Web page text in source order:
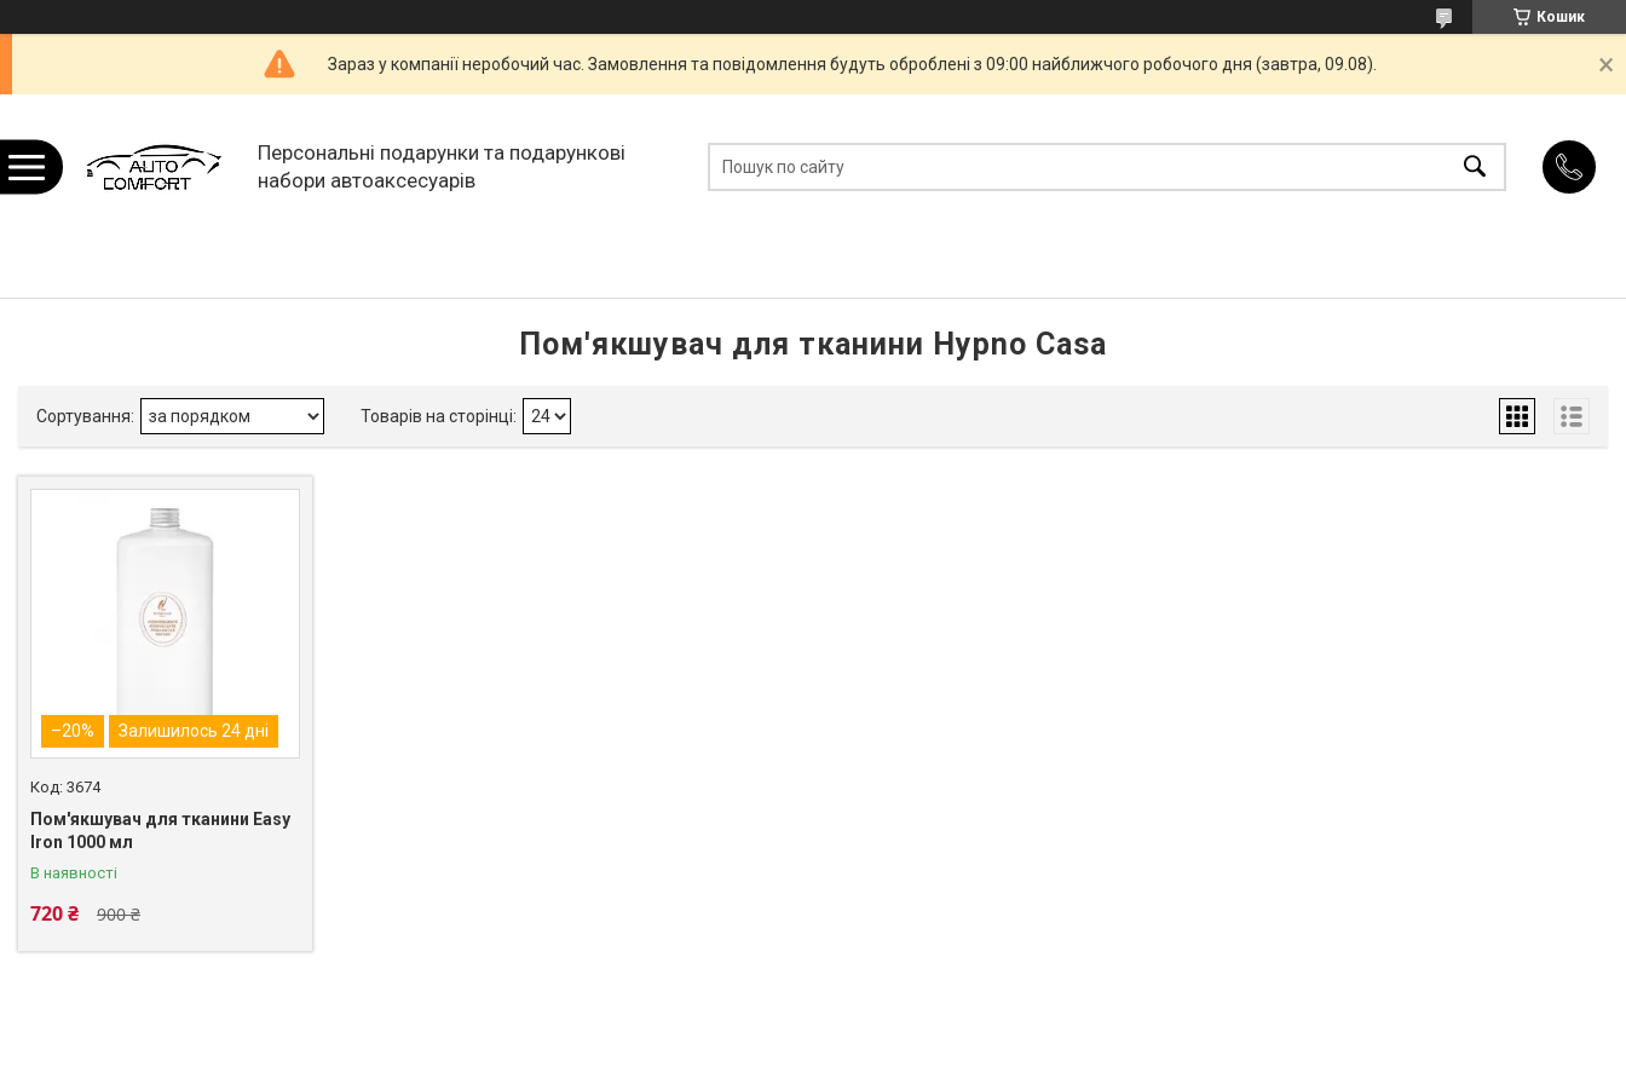
Кошик
Зараз у компанії неробочий час. Замовлення та повідомлення будуть оброблені з 09:00 найближчого робочого дня (завтра, 09.08).
Персональні подарунки та подарункові
набори автоаксесуарів
Пом'якшувач для тканини Hypno Casa
–20% Залишилось 24 дні
3674
Пом'якшувач для тканини Easy
Iron 1000 мл
В наявності
900 ₴
720 ₴